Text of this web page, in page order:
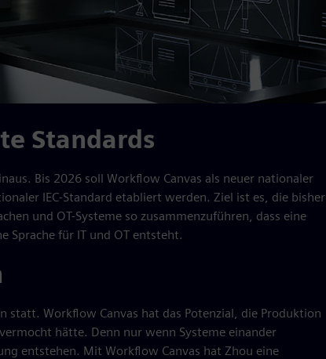
Standards
Bis 2026 soll Workflow Canvas als neuer nationaler
IEC-Standard etabliert werden. Ziel ist es, die bisher
und OT-Systeme so zusammenzuführen, dass eine
Sprache für IT und OT entsteht.
Workflow Canvas hat das Potenzial, die Produktion
hätte. Denn nur wenn Systeme einander
entstehen. Mit Workflow Canvas hat Zhou eine